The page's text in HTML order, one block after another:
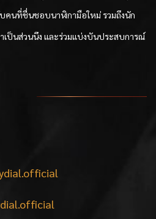
บคนที่ชื่นชอบนาฬิกามือใหม่ รวมถึงนัก
ป็นส่วนนึง และร่วมแบ่งบันประสบการณ์